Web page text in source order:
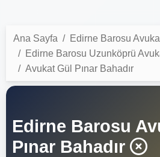
Ana Sayfa
Edirne Barosu
Edirne Barosu Uzunköprü
Avukat Gül Pınar Bahadır
Edirne Barosu
Pınar Bahadır